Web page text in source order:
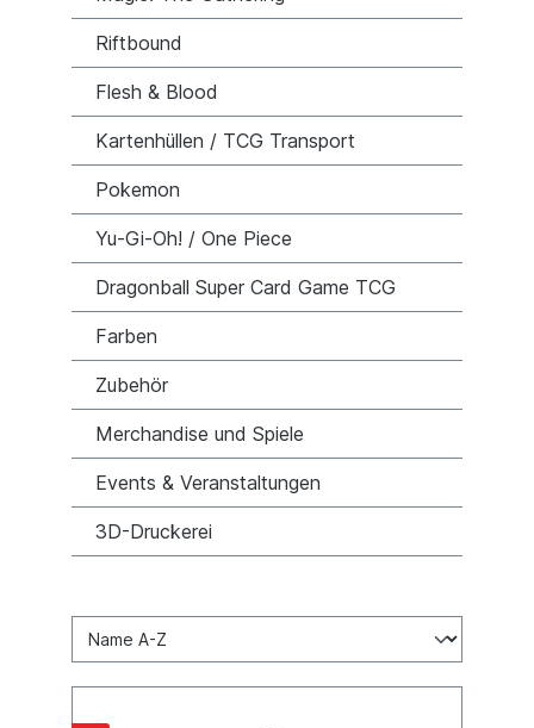
Riftbound
Flesh & Blood
Kartenhüllen / TCG Transport
Pokemon
Yu-Gi-Oh! / One Piece
Dragonball Super Card Game TCG
Farben
Zubehör
Merchandise und Spiele
Events & Veranstaltungen
3D-Druckerei